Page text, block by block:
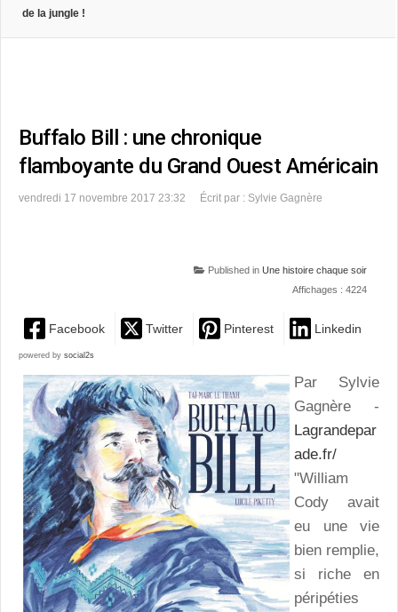
de la jungle !
Buffalo Bill : une chronique
flamboyante du Grand Ouest Américain
vendredi 17 novembre 2017 23:32 Écrit par : Sylvie Gagnère
Published in Une histoire chaque soir
Affichages : 4224
Facebook Twitter Pinterest Linkedin
powered by social2s
Par Sylvie
Gagnère -
Lagrandepar
ade.fr/
"William
Cody avait
eu une vie
bien remplie,
si riche en
péripéties